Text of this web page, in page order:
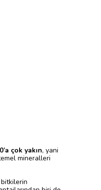
çok yakın, yani
mineralleri
bitkilerin